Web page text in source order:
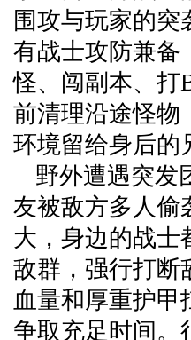
围攻与玩家的
有战士攻防兼备
怪、闯副本、打
前清理沿途怪物
环境留给身后的
野外遭遇突发
友被敌方多人偷
大，身边的战士
敌群，强行打断
血量和厚重护
争取充足时间。